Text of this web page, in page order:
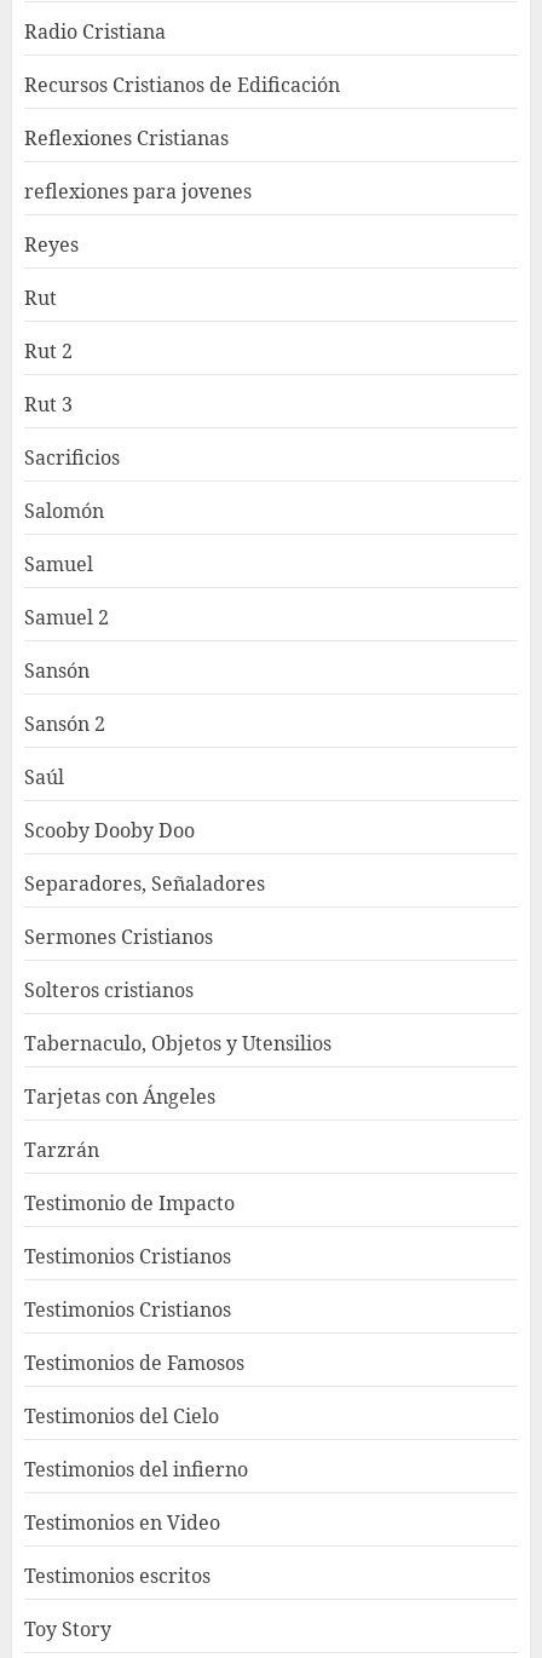
Radio Cristiana
Recursos Cristianos de Edificación
Reflexiones Cristianas
reflexiones para jovenes
Reyes
Rut
Rut 2
Rut 3
Sacrificios
Salomón
Samuel
Samuel 2
Sansón
Sansón 2
Saúl
Scooby Dooby Doo
Separadores, Señaladores
Sermones Cristianos
Solteros cristianos
Tabernaculo, Objetos y Utensilios
Tarjetas con Ángeles
Tarzrán
Testimonio de Impacto
Testimonios Cristianos
Testimonios Cristianos
Testimonios de Famosos
Testimonios del Cielo
Testimonios del infierno
Testimonios en Video
Testimonios escritos
Toy Story